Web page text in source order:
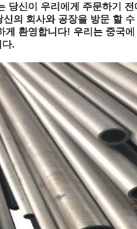
당신이 우리에게 주문하기
의 회사와 공장을 방문 할
게 환영합니다! 우리는 중국
.